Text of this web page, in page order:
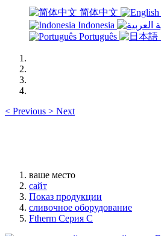
简体中文
Indonesia
Português
< Previous > Next
ваше место
сайт
Показ продукции
сливочное оборудование
Ftherm Серия C